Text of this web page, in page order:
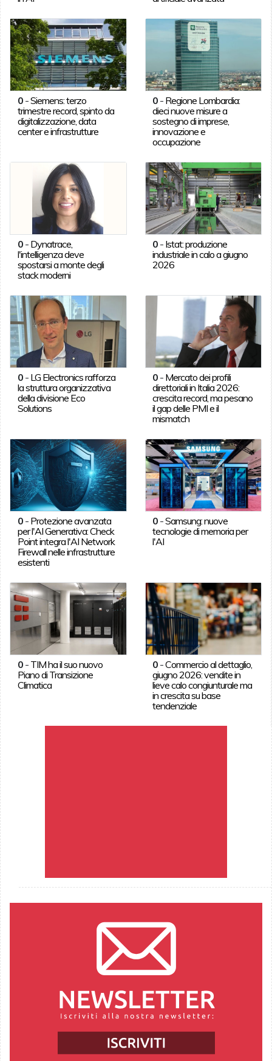
0-Siemens: terzo
trimestre record, spinto da
digitalizzazione, data
center e infrastrutture
0 - Regione Lombardia:
dieci nuove misure a
sostegno di imprese,
innovazione e
occupazione
0- Dynatrace,
l'intelligenza deve
spostarsi a monte degli
stack moderni
0 - Istat: produzione
industriale in calo a giugno
2026
0- LG Electronics rafforza
la struttura organizzativa
della divisione Eco
Solutions
0 - Mercato dei profili
direttoriali in Italia 2026:
crescita record, ma pesano
il gap delle PMI e il
mismatch
0- Protezione avanzata
per l'AI Generativa: Check
Point integra l'AI Network
Firewall nelle infrastrutture
esistenti
0 -Samsung: nuove
tecnologie di memoria per
l'AI
0- TIM ha il suo nuovo
Piano di Transizione
Climatica
0 -Commercio al dettaglio,
giugno 2026: vendite in
lieve calo congiunturale ma
in crescita su base
tendenziale